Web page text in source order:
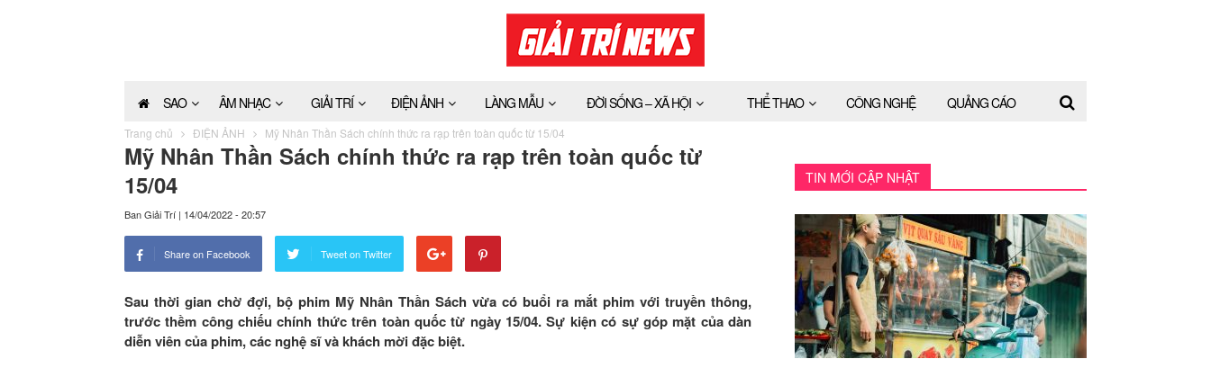
SAO ÂM NHẠC GIẢI TRÍ ĐIỆN ẢNH LÀNG MẪU ĐỜI SỐNG – XÃ HỘI THỂ THAO CÔNG NGHỆ QUẢNG CÁO
Trang chủ ĐIỆN ẢNH Mỹ Nhân Thần Sách chính thức ra rạp trên toàn quốc từ 15/04
Mỹ Nhân Thần Sách chính thức ra rạp trên toàn quốc từ
15/04
Ban Giải Trí | 14/04/2022 - 20:57
Share on Facebook Tweet on Twitter
Sau thời gian chờ đợi, bộ phim Mỹ Nhân Thần Sách vừa có buổi ra mắt phim với truyền thông,
trước thềm công chiếu chính thức trên toàn quốc từ ngày 15/04. Sự kiện có sự góp mặt của dàn
diễn viên của phim, các nghệ sĩ và khách mời đặc biệt.
TIN MỚI CẬP NHẬT